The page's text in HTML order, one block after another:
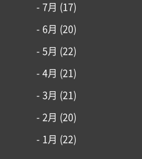
- 7月 (17)
- 6月 (20)
- 5月 (22)
- 4月 (21)
- 3月 (21)
- 2月 (20)
- 1月 (22)